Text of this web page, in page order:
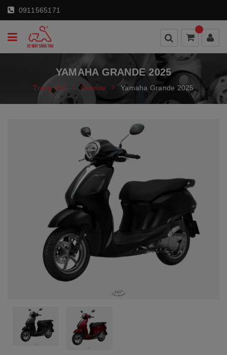
0911565171
YAMAHA GRANDE 2025
Trang chủ Grande Yamaha Grande 2025